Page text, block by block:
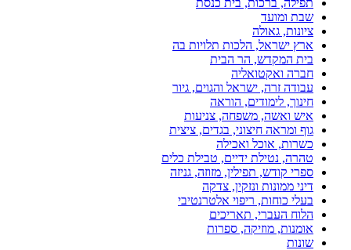
תפילה, ברכות, בית כנסת
שבת ומועד
ציונות, גאולה
ארץ ישראל, הלכות תלויות בה
בית המקדש, הר הבית
חברה ואקטואליה
עבודה זרה, ישראל והגוים, גיור
חינוך, לימודים, הוראה
איש ואשה, משפחה, צניעות
גוף ומראה חיצוני, בגדים, ציצית
כשרות, אוכל ואכילה
טהרה, נטילת ידיים, טבילת כלים
ספרי קודש, תפילין, מזוזה, גניזה
דיני ממונות ונזקין, צדקה
בעלי כוחות, ריפוי אלטרנטיבי
הלוח העברי, תאריכים
אומנות, מוזיקה, ספרות
שונות